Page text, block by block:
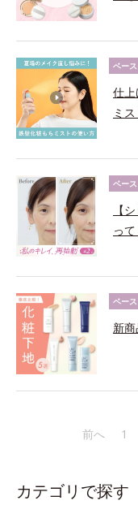
ベー
仕
ミス
ベー
【
って
ベー
新
前へ 1
カテゴリで探す